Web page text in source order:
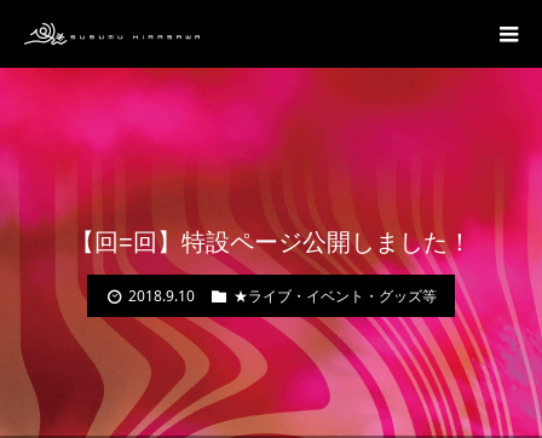
【回=回】特設ページ公開しました！
2018.9.10 ★ライブ・イベント・グッズ等